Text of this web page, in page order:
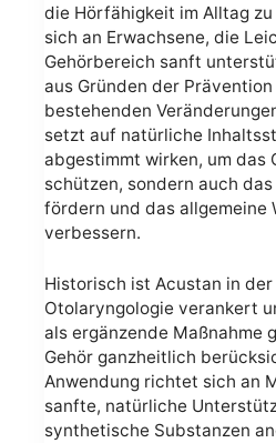
die Hörfähigkeit im Alltag
sich an Erwachsene, die
Gehörbereich sanft
aus Gründen der
bestehenden
setzt auf natürliche
abgestimmt wirken, um das
schützen, sondern auch
fördern und das allgemeine
verbessern.
Historisch ist Acustan in
Otolaryngologie verankert
als ergänzende Maßnahme
Gehör ganzheitlich
Anwendung richtet sich an
sanfte, natürliche
synthetische Substanzen